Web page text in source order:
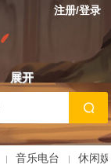
注册/登录
展开
音乐电台 休闲